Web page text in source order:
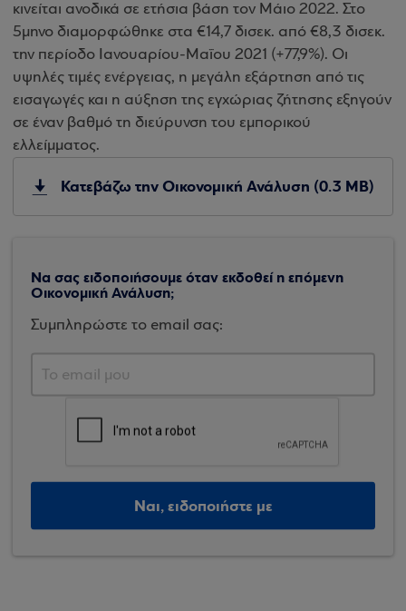
κινείται ανοδικά σε ετήσια βάση τον Μάιο 2022. Στο
5μηνο διαμορφώθηκε στα €14,7 δισεκ. από €8,3 δισεκ.
την περίοδο Ιανουαρίου-Μαΐου 2021 (+77,9%). Οι
υψηλές τιμές ενέργειας, η μεγάλη εξάρτηση από τις
εισαγωγές και η αύξηση της εγχώριας ζήτησης εξηγούν
σε έναν βαθμό τη διεύρυνση του εμπορικού
ελλείμματος.
Κατεβάζω την Οικονομική Ανάλυση (0.3 MB)
Να σας ειδοποιήσουμε όταν εκδοθεί η επόμενη
Οικονομική Ανάλυση;
Συμπληρώστε το email σας:
Ναι, ειδοποιήστε με